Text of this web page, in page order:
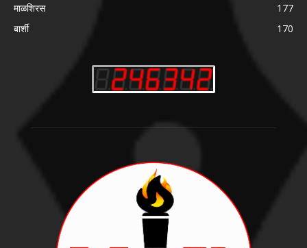
माळशिरस
177
बार्शी
170